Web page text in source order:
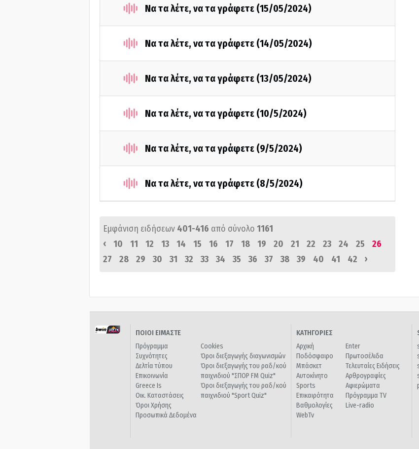
Να τα λέτε, να τα γράφετε (15/05/2024)
Να τα λέτε, να τα γράφετε (14/05/2024)
Να τα λέτε, να τα γράφετε (13/05/2024)
Να τα λέτε, να τα γράφετε (10/5/2024)
Να τα λέτε, να τα γράφετε (9/5/2024)
Να τα λέτε, να τα γράφετε (8/5/2024)
Εμφάνιση ειδήσεων 401-416 από σύνολο 1161
‹
10 11 12 13 14 15 16 17 18 19 20 21 22 23 24 25
26
27
28 29 30 31 32 33 34 35 36 37 38 39 40 41 42 ›
ΠΟΙΟΙ ΕΙΜΑΣΤΕ
Πρόγραμμα
Συχνότητες
Δελτία τύπου
Επικοινωνία
Greece Is
Οικ. Καταστάσεις
Όροι Χρήσης
Προσωπικά Δεδομένα
Cookies
Όροι διεξαγωγής διαγωνισμών
Όροι διεξαγωγής του ραδ/κού
παιχνιδιού "ΣΠΟΡ FM Quiz"
Όροι διεξαγωγής του ραδ/κού
παιχνιδιού "Sport Quiz"
ΚΑΤΗΓΟΡΙΕΣ
Αρχική
Ποδόσφαιρο
Μπάσκετ
Αυτοκίνητο
Sports
Επικαιρότητα
Βαθμολογίες
WebTv
Enter
Πρωτοσέλιδα
Τελευταίες Ειδήσεις
Αρθρογραφίες
Αφιερώματα
Πρόγραμμα TV
Live-radio